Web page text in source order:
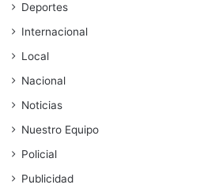
Deportes
Internacional
Local
Nacional
Noticias
Nuestro Equipo
Policial
Publicidad